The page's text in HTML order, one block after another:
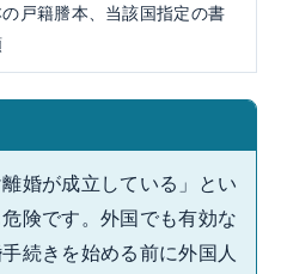
戸籍謄本、当該国指定の書
婚が成立している」とい
険です。外国でも有効な
続きを始める前に外国人